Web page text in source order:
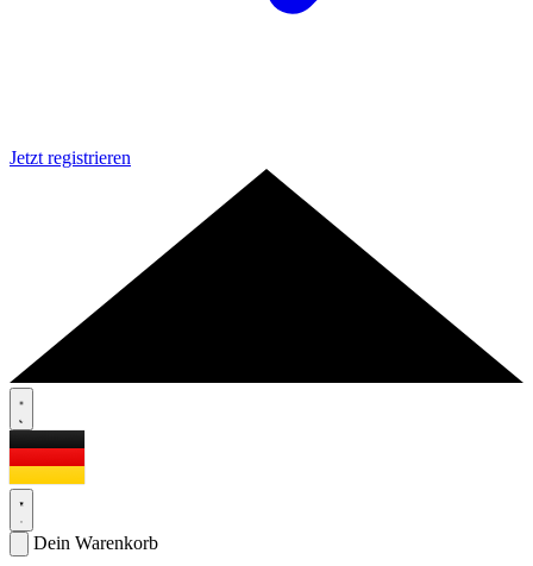
Jetzt registrieren
Dein Warenkorb